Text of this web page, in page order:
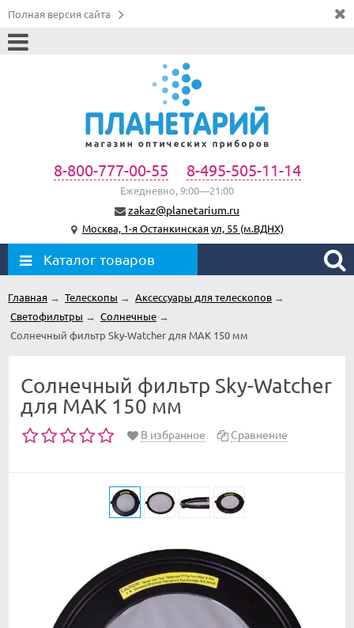
Полная версия сайта
8-800-777-00-55 8-495-505-11-14
Ежедневно, 9:00—21:00
zakaz@planetarium.ru
Москва, 1-я Останкинская ул, 55 (м.ВДНХ)
Каталог товаров
Главная → Телескопы → Аксессуары для телескопов →
Светофильтры → Солнечные →
Солнечный фильтр Sky-Watcher для MAK 150 мм
Солнечный фильтр Sky-Watcher
для MAK 150 мм
В избранное Сравнение